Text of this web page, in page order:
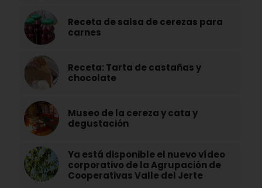
Receta de salsa de cerezas para
carnes
Receta: Tarta de castañas y
chocolate
Museo de la cereza y cata y
degustación
Ya está disponible el nuevo vídeo
corporativo de la Agrupación de
Cooperativas Valle del Jerte